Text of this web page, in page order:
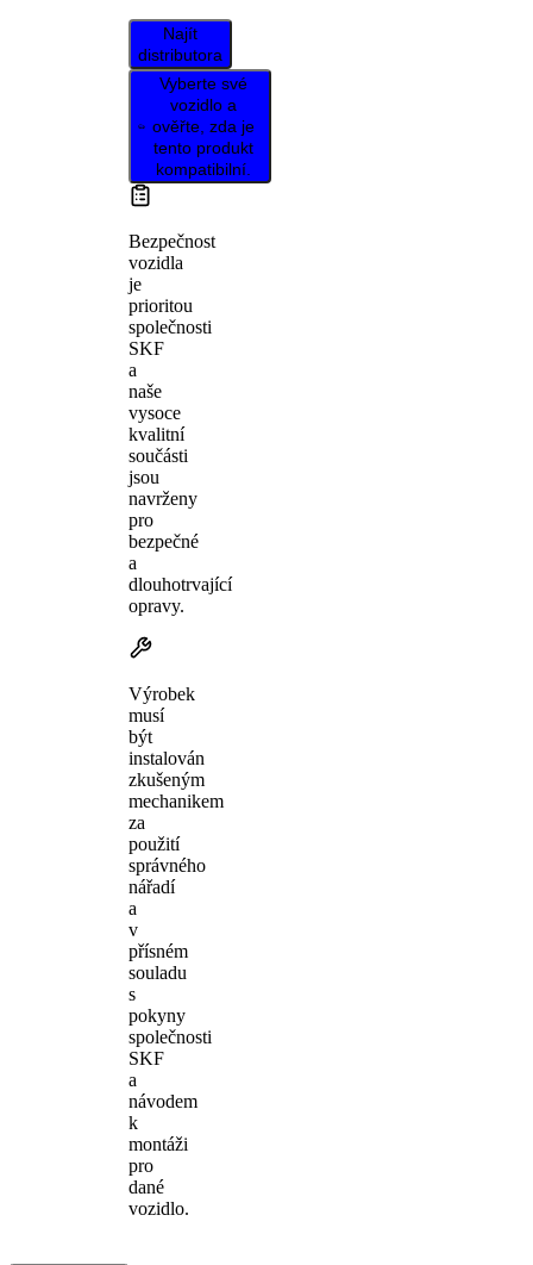
Najít
distributora
Vyberte své
vozidlo a
ověřte, zda je
tento produkt
kompatibilní.
Bezpečnost
vozidla
je
prioritou
společnosti
SKF
a
naše
vysoce
kvalitní
součásti
jsou
navrženy
pro
bezpečné
a
dlouhotrvající
opravy.
Výrobek
musí
být
instalován
zkušeným
mechanikem
za
použití
správného
nářadí
a
v
přísném
souladu
s
pokyny
společnosti
SKF
a
návodem
k
montáži
pro
dané
vozidlo.